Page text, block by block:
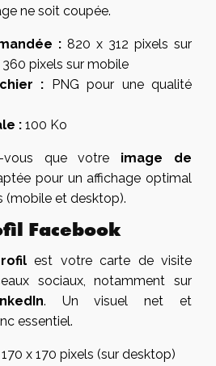
ne soit coupée.
: 820 x 312 pixels sur
pixels sur mobile
: PNG pour une qualité
:100 Ko
vous que votre image de
pour un affichage optimal
(mobile et desktop).
Facebook
est votre carte de visite
sociaux, notamment sur
. Un visuel net et
essentiel.
x 170 pixels (sur desktop)